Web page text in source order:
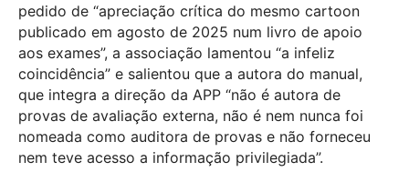
pedido de “apreciação crítica do mesmo cartoon
publicado em agosto de 2025 num livro de apoio
aos exames”, a associação lamentou “a infeliz
coincidência” e salientou que a autora do manual,
que integra a direção da APP “não é autora de
provas de avaliação externa, não é nem nunca foi
nomeada como auditora de provas e não forneceu
nem teve acesso a informação privilegiada”.